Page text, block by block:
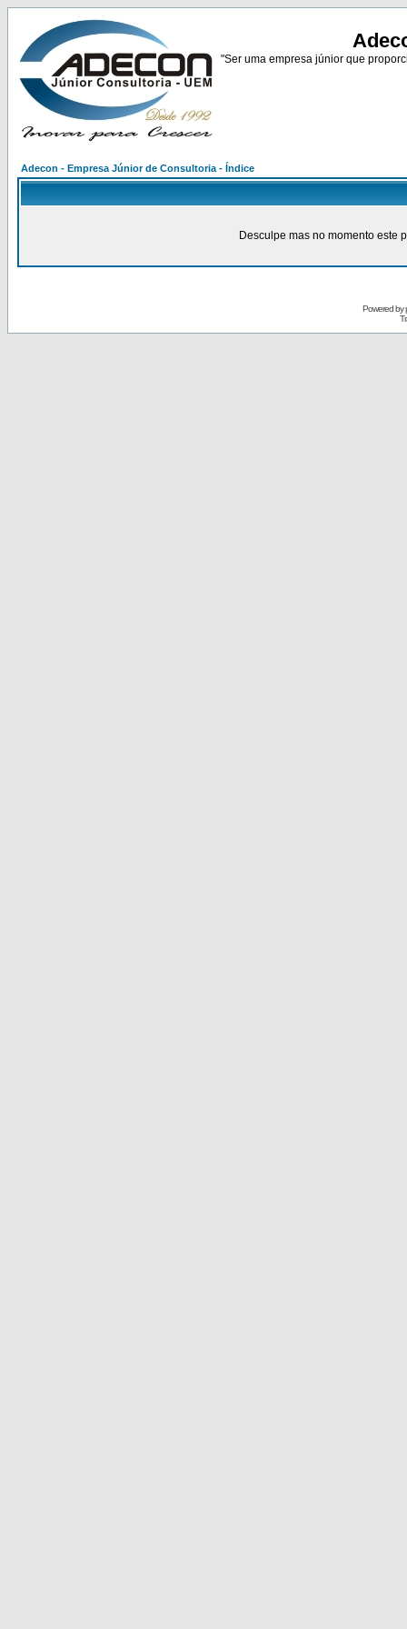
"Ser uma empresa júnior que
Adecon - Empresa Júnior de Consultoria - Índice
Desculpe mas no momento este
Powered by